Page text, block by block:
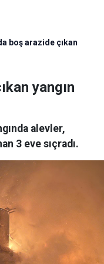
boş arazide çıkan
yangın
alevler,
3 eve sıçradı.